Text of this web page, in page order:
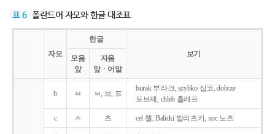
표 6 폴란드어 자모와 한글 대조표
자모
한글
보기
모음
앞
자음
앞ㆍ어말
b ㅂ ㅂ, 브, 프
burak 부라크, szybko 십코, dobrze
도브제, chleb 흘레프
c ㅊ 츠 cel 첼, Balicki 발리츠키, noc 노츠